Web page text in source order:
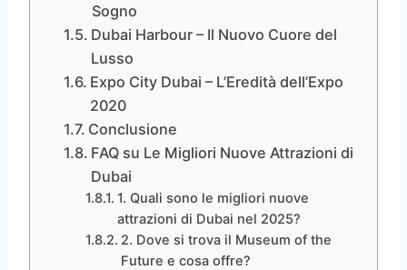
Sogno
Dubai Harbour – Il Nuovo Cuore del
Lusso
Expo City Dubai – L’Eredità dell’Expo
2020
Conclusione
FAQ su Le Migliori Nuove Attrazioni di
Dubai
1. Quali sono le migliori nuove
attrazioni di Dubai nel 2025?
2. Dove si trova il Museum of the
Future e cosa offre?